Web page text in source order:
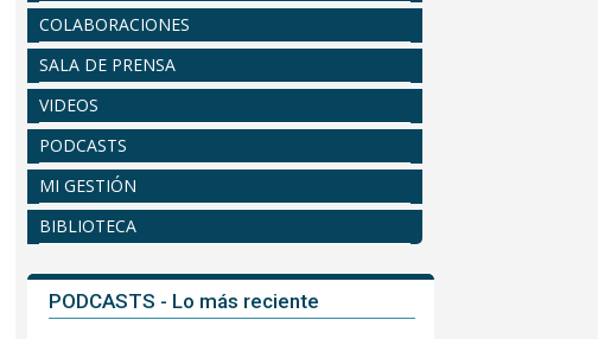
COLABORACIONES
SALA DE PRENSA
VIDEOS
PODCASTS
MI GESTIÓN
BIBLIOTECA
PODCASTS - Lo más reciente